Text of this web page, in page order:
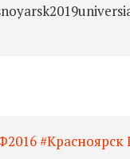
#Красноярск